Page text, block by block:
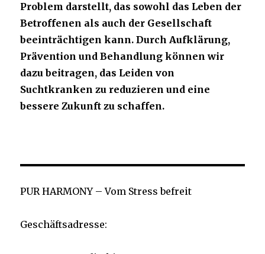
Problem darstellt, das sowohl das Leben der
Betroffenen als auch der Gesellschaft
beeinträchtigen kann. Durch Aufklärung,
Prävention und Behandlung können wir
dazu beitragen, das Leiden von
Suchtkranken zu reduzieren und eine
bessere Zukunft zu schaffen.
PUR HARMONY – Vom Stress befreit
Geschäftsadresse: